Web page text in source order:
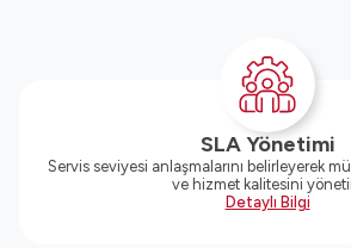
SLA Yönetimi
Servis seviyesi anlaşmalarını belirleyerek
ve hizmet kalitesini
Detaylı Bilgi